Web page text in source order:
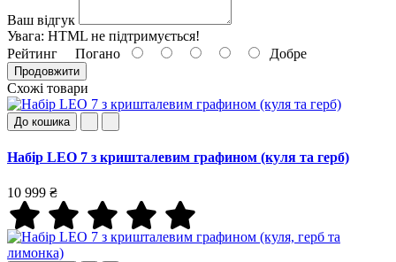
Ваш відгук
Увага: HTML не підтримується!
Рейтинг Погано Добре
Продовжити
Схожі товари
До кошика
Набір LEO 7 з кришталевим графином (куля та герб)
10 999 ₴